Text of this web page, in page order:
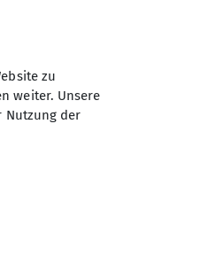
zu
weiter. Unsere
Nutzung der